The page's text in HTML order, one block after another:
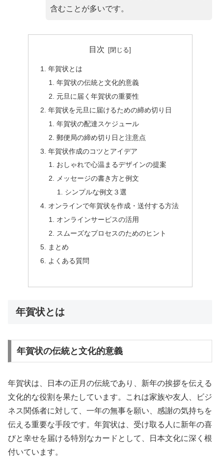
含むことが多いです。
目次
年賀状とは
年賀状の伝統と文化的意義
元旦に届く年賀状の重要性
年賀状を元旦に届けるための締め切り日
年賀状の配達スケジュール
郵便局の締め切り日と注意点
年賀状作成のコツとアイデア
おしゃれで心温まるデザインの提案
メッセージの書き方と例文
シンプルな例文３選
オンラインで年賀状を作成・送付する方法
オンラインサービスの活用
スムーズなプロセスのためのヒント
まとめ
よくある質問
年賀状とは
年賀状の伝統と文化的意義
年賀状は、日本の正月の伝統であり、新年の挨拶を伝える
文化的な役割を果たしています。これは家族や友人、ビジ
ネス関係者に対して、一年の無事を願い、感謝の気持ちを
伝える重要な手段です。年賀状は、受け取る人に新年の喜
びと幸せを届ける特別なカードとして、日本文化に深く根
付いています。